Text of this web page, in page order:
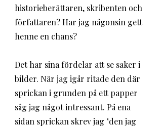
historieberättaren, skribenten och
författaren? Har jag någonsin gett
henne en chans?
Det har sina fördelar att se saker i
bilder. När jag igår ritade den där
sprickan i grunden på ett papper
såg jag något intressant. På ena
sidan sprickan skrev jag "den jag